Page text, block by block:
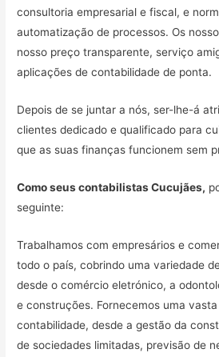
consultoria empresarial e fiscal, e
automatização de processos. Os
nosso preço transparente, serviço
aplicações de contabilidade de ponta.
Depois de se juntar a nós, ser-lhe-á
clientes dedicado e qualificado para
que as suas finanças funcionem sem
Como seus contabilistas Cucujães,
seguinte:
Trabalhamos com empresários e
todo o país, cobrindo uma variedade
desde o comércio eletrónico, a
e construções. Fornecemos uma
contabilidade, desde a gestão da
de sociedades limitadas, previsão de